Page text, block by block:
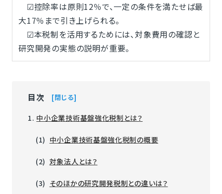
☑控除率は原則12％で、一定の条件を満たせば最
大17％まで引き上げられる。
☑本税制を活用するためには、対象費用の確認と
研究開発の実態の説明が重要。
目次 閉じる
1. 中小企業技術基盤強化税制とは？
(1) 中小企業技術基盤強化税制の概要
(2) 対象法人とは？
(3) そのほかの研究開発税制との違いは？